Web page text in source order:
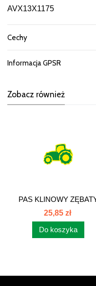
AVX13X1175
Cechy
Informacja GPSR
Zobacz również
PAS KLINOWY
AVX13x1350...
25,85 zł
Do koszyka